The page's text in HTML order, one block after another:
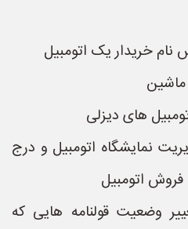
خریدار یک اتومبیل
های دیزلی
نمایشگاه اتومبیل و درج
فروش اتومبیل
وضعیت قولنامه هایی که